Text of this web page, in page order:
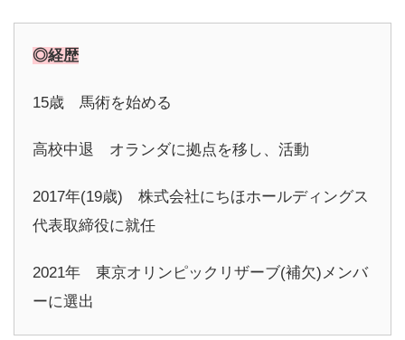
◎経歴
15歳 馬術を始める
高校中退 オランダに拠点を移し、活動
2017年(19歳) 株式会社にちほホールディングス
代表取締役に就任
2021年 東京オリンピックリザーブ(補欠)メンバ
ーに選出